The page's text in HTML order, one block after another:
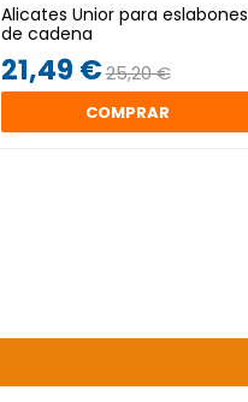
Alicates Unior para eslabones
de cadena
21,49 €25,20 €
COMPRAR